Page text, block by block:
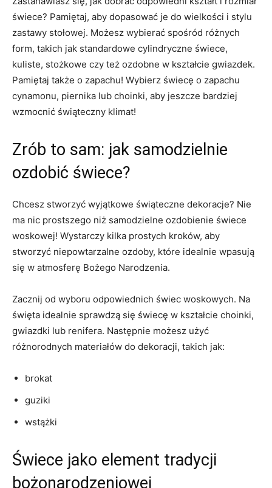
świece? Pamiętaj, aby ⁢dopasować je do wielkości i​ stylu
⁢zastawy⁤ stołowej. Możesz wybierać⁣ spośród⁢ różnych
⁤form, takich jak ⁢standardowe cylindryczne świece,
kuliste, stożkowe czy też ozdobne w​ kształcie gwiazdek.
Pamiętaj także⁣ o zapachu! Wybierz ⁢świecę o zapachu
cynamonu,⁢ piernika lub choinki, aby jeszcze ⁣bardziej
wzmocnić ⁤świąteczny klimat!
Zrób to sam: jak​ samodzielnie
ozdobić świece?
Chcesz stworzyć wyjątkowe świąteczne ‍dekoracje? Nie
ma nic ‍prostszego niż samodzielne ozdobienie świece
woskowej! Wystarczy kilka prostych kroków, ‍aby
stworzyć niepowtarzalne ‌ozdoby, które idealnie ⁢wpasują
się w atmosferę ⁢Bożego Narodzenia.
Zacznij od wyboru ⁣odpowiednich świec woskowych. Na
święta idealnie sprawdzą się świecę w kształcie choinki,
gwiazdki lub renifera. Następnie‌ możesz użyć
różnorodnych materiałów do‌ dekoracji, takich jak:
brokat
guziki
wstążki
Świece jako⁤ element ​tradycji
bożonarodzeniowej